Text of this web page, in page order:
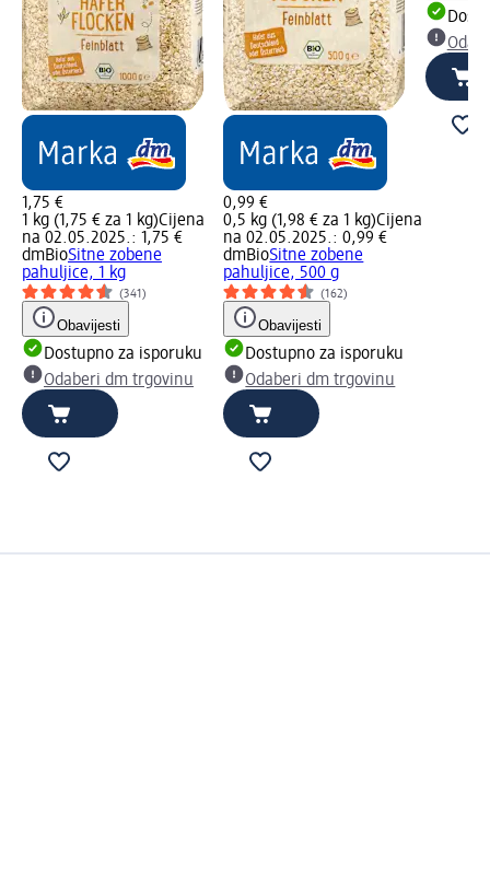
1,75 €
1 kg (1,75 € za 1 kg)Cijena
na 02.05.2025.: 1,75 €
dmBioSitne zobene
pahuljice, 1 kg
(341)
Obavijesti
Dostupno za isporuku
Odaberi dm trgovinu
0,99 €
0,5 kg (1,98 € za 1 kg)Cijena
na 02.05.2025.: 0,99 €
dmBioSitne zobene
pahuljice, 500 g
(162)
Obavijesti
Dostupno za isporuku
Odaberi dm trgovinu